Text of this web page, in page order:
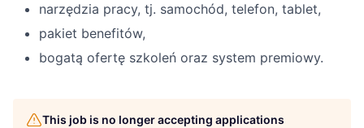
narzędzia pracy, tj. samochód, telefon, tablet,
pakiet benefitów,
bogatą ofertę szkoleń oraz system premiowy.
This job is no longer accepting applications